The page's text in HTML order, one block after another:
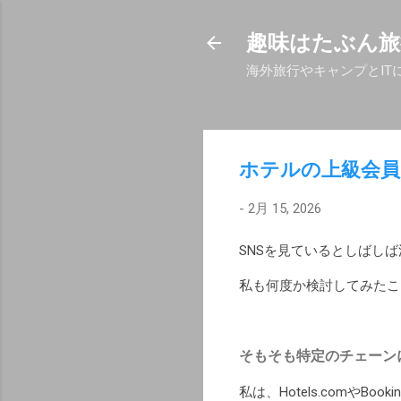
趣味はたぶん
海外旅行やキャンプとIT
ホテルの上級会
- 2月 15, 2026
SNSを見ているとしばし
私も何度か検討してみた
そもそも特定のチェー
私は、Hotels.comや